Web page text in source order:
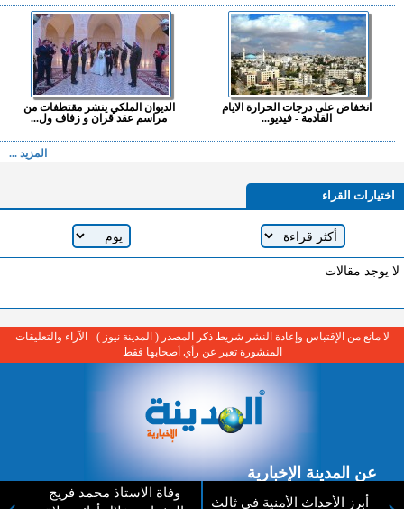
انخفاض على درجات الحرارة الايام
القادمة - فيديو...
الديوان الملكي ينشر مقتطفات من
مراسم عقد قران و زفاف ول...
المزيد ...
اختيارات القراء
لا يوجد مقالات
وفاة الاستاذ محمد فريج
لا مانع من الإقتباس وإعادة النشر شريط ذكر المصدر ( المدينة نيوز ) - الآراء والتعليقات
المنشورة تعبر عن رأي أصحابها فقط
عن المدينة الإخبارية
المدينة الإخبارية صحيفة الكترونية شاملة تابعة لشركة قنوات البث